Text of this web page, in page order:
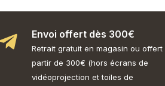
Envoi offert dès 300€
Retrait gratuit en magasin ou offert
partir de 300€ (hors écrans de
vidéoprojection et toiles de